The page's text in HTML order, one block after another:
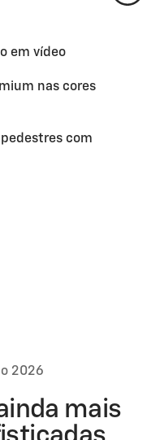
em vídeo
nas cores
com
2026
mais